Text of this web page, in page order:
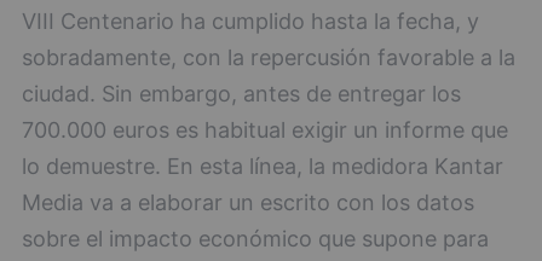
VIII Centenario ha cumplido hasta la fecha, y
sobradamente, con la repercusión favorable a la
ciudad. Sin embargo, antes de entregar los
700.000 euros es habitual exigir un informe que
lo demuestre. En esta línea, la medidora Kantar
Media va a elaborar un escrito con los datos
sobre el impacto económico que supone para